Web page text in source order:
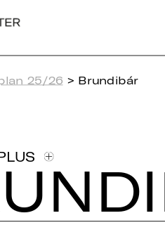
25/26 > Brundibár